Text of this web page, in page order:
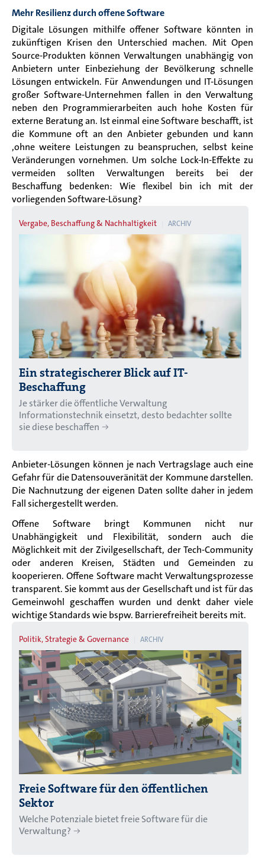
Mehr Resilienz durch offene Software
Digitale Lösungen mithilfe offener Software könnten in
zukünftigen Krisen den Unterschied machen. Mit Open
Source-Produkten können Verwaltungen unabhängig von
Anbietern unter Einbeziehung der Bevölkerung schnelle
Lösungen entwickeln. Für Anwendungen und IT-Lösungen
großer Software-Unternehmen fallen in den Verwaltung
neben den Programmierarbeiten auch hohe Kosten für
externe Beratung an. Ist einmal eine Software beschafft, ist
die Kommune oft an den Anbieter gebunden und kann
,ohne weitere Leistungen zu beanspruchen, selbst keine
Veränderungen vornehmen. Um solche Lock-In-Effekte zu
vermeiden sollten Verwaltungen bereits bei der
Beschaffung bedenken: Wie flexibel bin ich mit der
vorliegenden Software-Lösung?
Vergabe, Beschaffung & Nachhaltigkeit ARCHIV
Ein strategischerer Blick auf IT-
Beschaffung
Je stärker die öffentliche Verwaltung
Informationstechnik einsetzt, desto bedachter sollte
sie diese beschaffen
Anbieter-Lösungen können je nach Vertragslage auch eine
Gefahr für die Datensouveränität der Kommune darstellen.
Die Nachnutzung der eigenen Daten sollte daher in jedem
Fall sichergestellt werden.
Offene Software bringt Kommunen nicht nur
Unabhängigkeit und Flexibilität, sondern auch die
Möglichkeit mit der Zivilgesellschaft, der Tech-Community
oder anderen Kreisen, Städten und Gemeinden zu
kooperieren. Offene Software macht Verwaltungsprozesse
transparent. Sie kommt aus der Gesellschaft und ist für das
Gemeinwohl geschaffen wurden und denkt daher viele
wichtige Standards wie bspw. Barrierefreiheit bereits mit.
Politik, Strategie & Governance ARCHIV
Freie Software für den öffentlichen
Sektor
Welche Potenziale bietet freie Software für die
Verwaltung?